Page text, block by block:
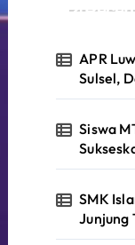
APR
Sulsel,
Siswa
SMK
Junjung